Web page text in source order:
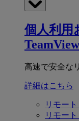
個人利用
高速で安全な
詳細はこちら
リモー
リモー